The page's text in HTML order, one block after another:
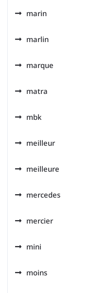
marin
marlin
marque
matra
mbk
meilleur
meilleure
mercedes
mercier
mini
moins